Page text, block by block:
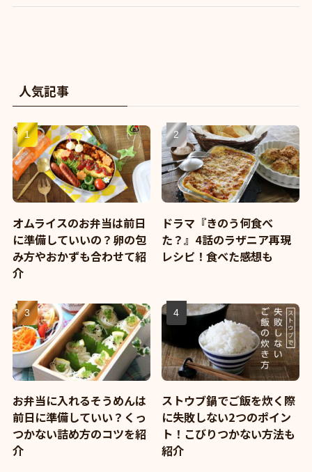
人気記事
オムライスのお弁当は前日
に準備していいの？卵の包
み方やおかずも合わせて紹
介
ドラマ『きのう何食べ
た？』4話のラザニア再現
レシピ！食べた感想も
お弁当に入れるそうめんは
前日に準備していい？くっ
つかない詰め方のコツを紹
介
ストウブ鍋でご飯を炊く際
に失敗しない2つのポイン
ト！こびりつかない方法も
紹介